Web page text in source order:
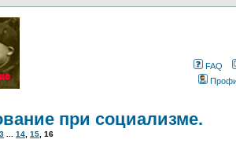
FAQ
при социализме.
3 14 15 16